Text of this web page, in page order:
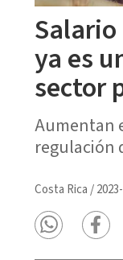
ya es
sector
Aumentan
regulación
Costa Rica /